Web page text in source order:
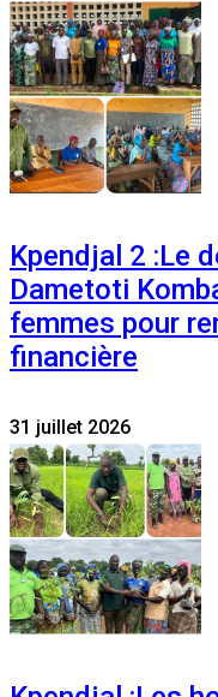
Kpendjal 2 :Le
Dametoti
femmes pour
financière
31 juillet 2026